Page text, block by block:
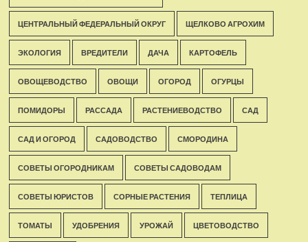
ЦЕНТРАЛЬНЫЙ ФЕДЕРАЛЬНЫЙ ОКРУГ ЩЕЛКОВО АГРОХИМ
ЭКОЛОГИЯ ВРЕДИТЕЛИ ДАЧА КАРТОФЕЛЬ
ОВОЩЕВОДСТВО ОВОЩИ ОГОРОД ОГУРЦЫ
ПОМИДОРЫ РАССАДА РАСТЕНИЕВОДСТВО САД
САД И ОГОРОД САДОВОДСТВО СМОРОДИНА
СОВЕТЫ ОГОРОДНИКАМ СОВЕТЫ САДОВОДАМ
СОВЕТЫ ЮРИСТОВ СОРНЫЕ РАСТЕНИЯ ТЕПЛИЦА
ТОМАТЫ УДОБРЕНИЯ УРОЖАЙ ЦВЕТОВОДСТВО